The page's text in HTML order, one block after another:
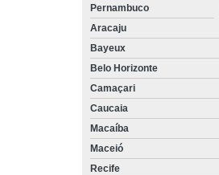
Pernambuco
Aracaju
Bayeux
Belo Horizonte
Camaçari
Caucaia
Macaíba
Maceió
Recife